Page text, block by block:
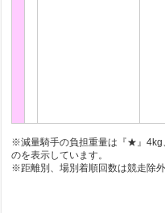
※減量騎手の負担重量は『★』
のを表示しています。
※距離別、場別着順回数は競走除